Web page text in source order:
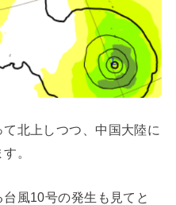
北上しつつ、中国大陸に
。
風10号の発生も見てと